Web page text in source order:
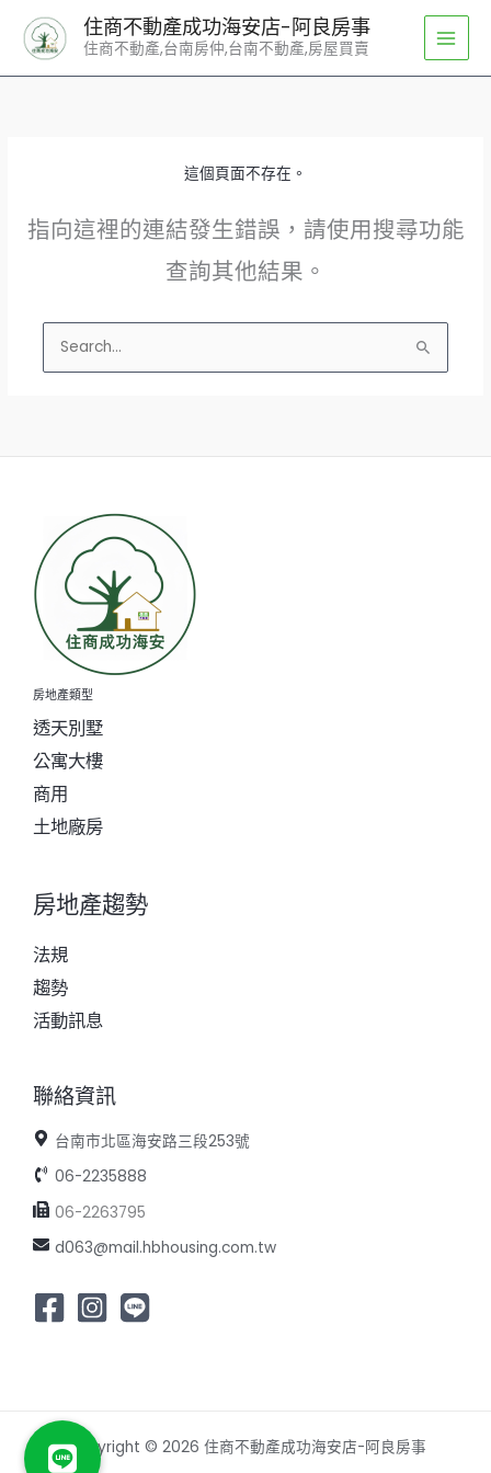
住商不動產成功海安店-阿良房事
住商不動產,台南房仲,台南不動產,房屋買賣
這個頁面不存在。
指向這裡的連結發生錯誤，請使用搜尋功能
查詢其他結果。
尋
字:
房地產類型
透天別墅
公寓大樓
商用
土地廠房
房地產趨勢
法規
趨勢
活動訊息
聯絡資訊
台南市北區海安路三段253號
06-2235888
06-2263795
d063@mail.hbhousing.com.tw
Copyright © 2026 住商不動產成功海安店-阿良房事